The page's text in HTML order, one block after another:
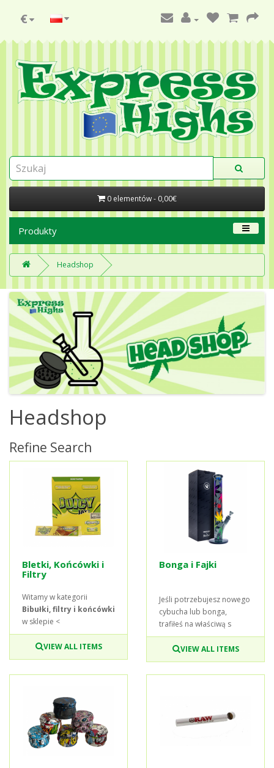
€
0 elementów - 0,00€
Produkty
Headshop
Headshop
Refine Search
Bletki, Końcówki i
Filtry
Witamy w kategorii
Bibułki, filtry i końcówki
w sklepie <
VIEW ALL ITEMS
Bonga i Fajki
Jeśli potrzebujesz nowego
cybucha lub bonga,
trafiłeś na właściwą s
VIEW ALL ITEMS